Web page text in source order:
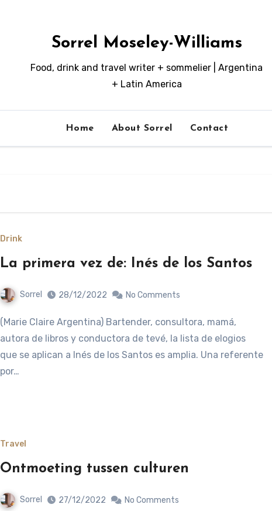
Sorrel Moseley-Williams
Food, drink and travel writer + sommelier | Argentina
+ Latin America
Home About Sorrel Contact
Drink
La primera vez de: Inés de los Santos
Sorrel 28/12/2022 No Comments
(Marie Claire Argentina) Bartender, consultora, mamá,
autora de libros y conductora de tevé, la lista de elogios
que se aplican a Inés de los Santos es amplia. Una referente
por…
Travel
Ontmoeting tussen culturen
Sorrel 27/12/2022 No Comments